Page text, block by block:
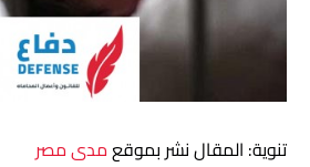
تنوية: المقال نشر بموقعمدى مصر